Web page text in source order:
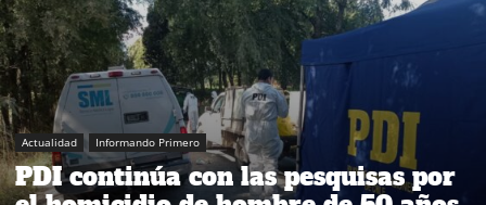
Actualidad Informando Primero
PDI continúa con las pesquisas por